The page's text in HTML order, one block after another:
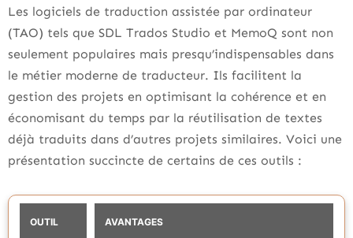
Les logiciels de traduction assistée par ordinateur
(TAO) tels que SDL Trados Studio et MemoQ sont non
seulement populaires mais presqu’indispensables dans
le métier moderne de traducteur. Ils facilitent la
gestion des projets en optimisant la cohérence et en
économisant du temps par la réutilisation de textes
déjà traduits dans d’autres projets similaires. Voici une
présentation succincte de certains de ces outils :
OUTIL AVANTAGES